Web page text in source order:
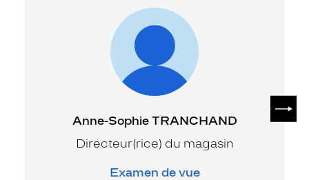
Anne-Sophie TRANCHAND
Directeur(rice) du magasin
Examen de vue